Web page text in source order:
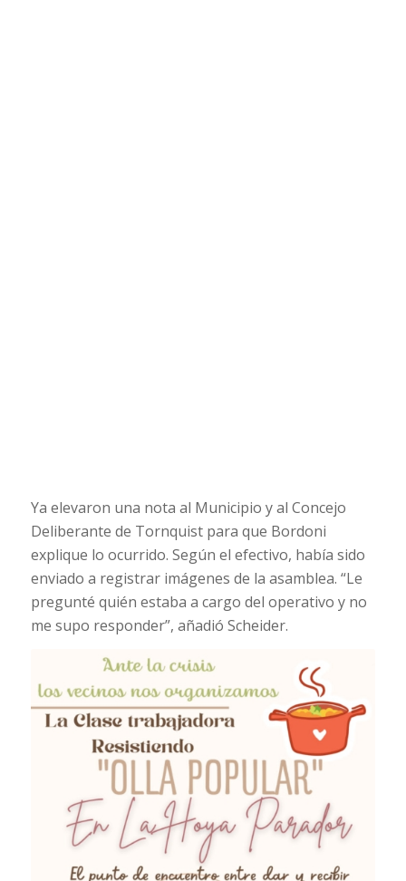
Ya elevaron una nota al Municipio y al Concejo
Deliberante de Tornquist para que Bordoni
explique lo ocurrido. Según el efectivo, había sido
enviado a registrar imágenes de la asamblea. “Le
pregunté quién estaba a cargo del operativo y no
me supo responder”, añadió Scheider.